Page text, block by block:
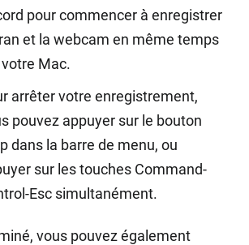
pour commencer à enregistrer
et la webcam en même temps
Mac.
arrêter votre enregistrement,
pouvez appuyer sur le bouton
dans la barre de menu, ou
sur les touches Command-
Esc simultanément.
vous pouvez également